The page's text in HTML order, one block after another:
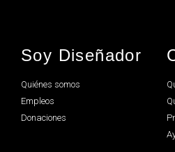
Soy Diseñador
Quiénes somos
Empleos
Donaciones